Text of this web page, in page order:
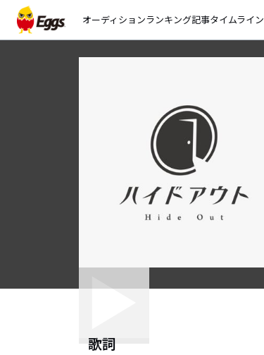
オーディションランキング記事タイムライン
歌詞